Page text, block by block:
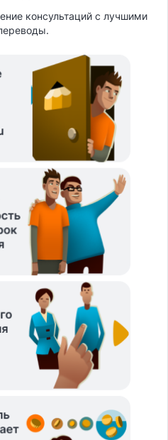
консультаций с лучшими